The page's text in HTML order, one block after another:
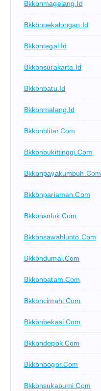
Bkkbnmagelang.id
Bkkbnpekalongan.id
Bkkbntegal.id
Bkkbnsurakarta.id
Bkkbnbatu.id
Bkkbnmalang.id
Bkkbnblitar.com
Bkkbnbukittinggi.com
Bkkbnpayakumbuh.com
Bkkbnpariaman.com
Bkkbnsolok.com
Bkkbnsawahlunto.com
Bkkbndumai.com
Bkkbnbatam.com
Bkkbncimahi.com
Bkkbnbekasi.com
Bkkbndepok.com
Bkkbnbogor.com
Bkkbnsukabumi.com